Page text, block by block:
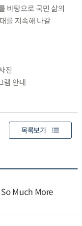
바탕으로 국민 삶의
를 지속해 나갈
진
램 안내
목록보기
Much More